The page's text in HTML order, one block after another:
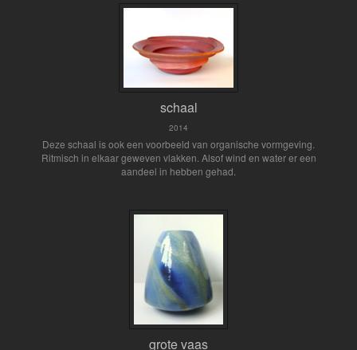
schaal
2014
Deze schaal is ook een voorbeeld van organische vormgeving.
Ritmisch in elkaar geweven vlakken. Alsof wind en water er een
aandeel in hebben gehad.
grote vaas